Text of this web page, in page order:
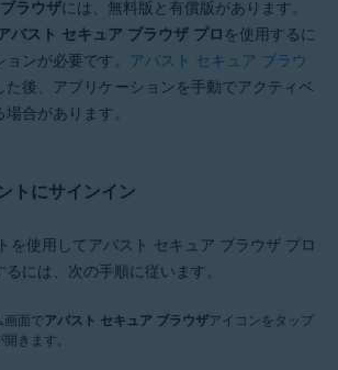
ラウザには、無料版と有償版があります。
バスト セキュア ブラウザ プロ を使用するに
ンが必要です。 アバスト セキュア ブラウ
た後、アプリケーションを手動でアクティベ
合があります。
トにサインイン
を使用してアバスト セキュア ブラウザ プロ
には、次の手順に従います。
画面でアバスト セキュア ブラウザアイコンをタップ
きます。